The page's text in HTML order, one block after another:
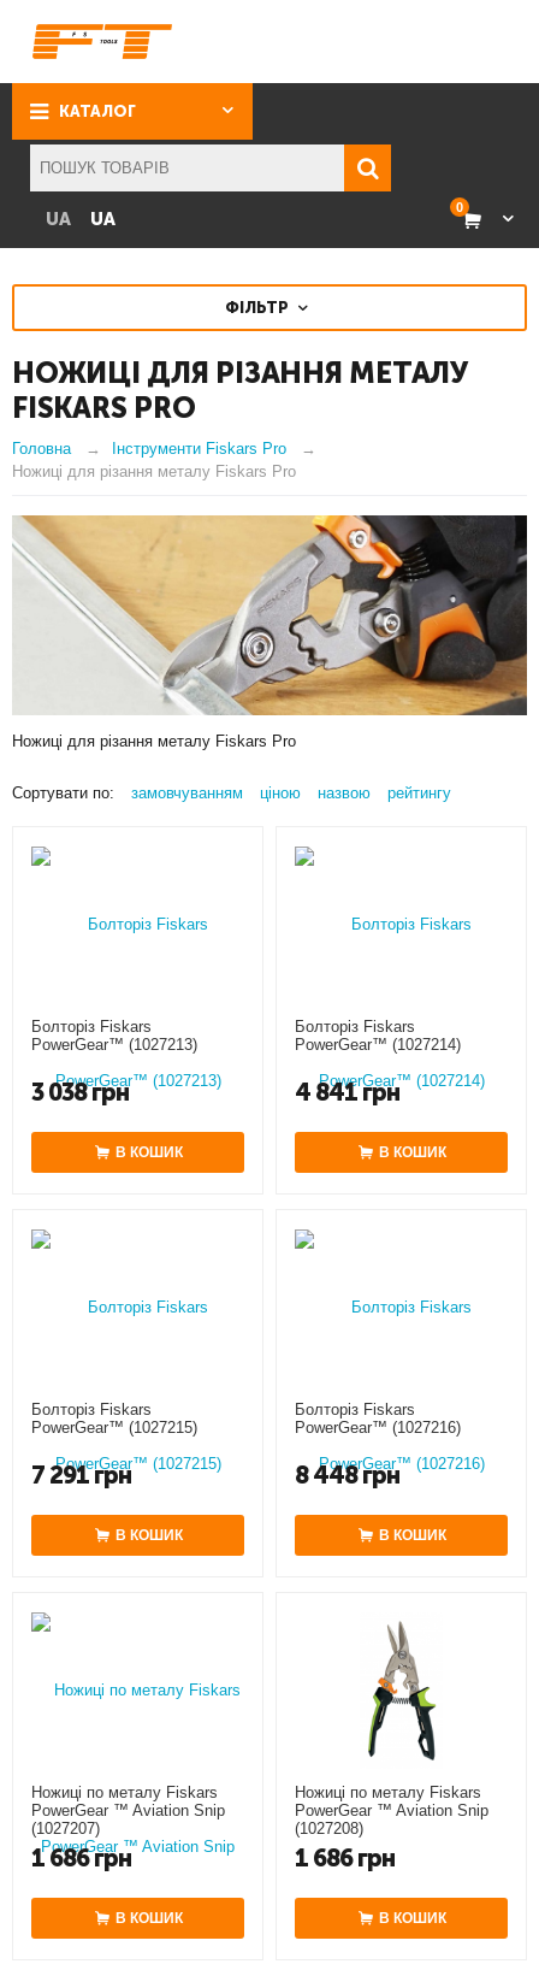
КАТАЛОГ
UA UA
0
ФІЛЬТР
НОЖИЦІ ДЛЯ РІЗАННЯ МЕТАЛУ
FISKARS PRO
Головна
Інструменти Fiskars Pro
Ножиці для різання металу Fiskars Pro
Ножиці для різання металу Fiskars Pro
Сортувати по: замовчуванням ціною назвою рейтингу
Болторіз Fiskars
PowerGear™ (1027213)
3 038грн
В КОШИК
Болторіз Fiskars
PowerGear™ (1027214)
4 841грн
В КОШИК
Болторіз Fiskars
PowerGear™ (1027215)
7 291грн
В КОШИК
Болторіз Fiskars
PowerGear™ (1027216)
8 448грн
В КОШИК
Ножиці по металу Fiskars
PowerGear ™ Aviation Snip
(1027207)
1 686грн
В КОШИК
Ножиці по металу Fiskars
PowerGear ™ Aviation Snip
(1027208)
1 686 грн
В КОШИК